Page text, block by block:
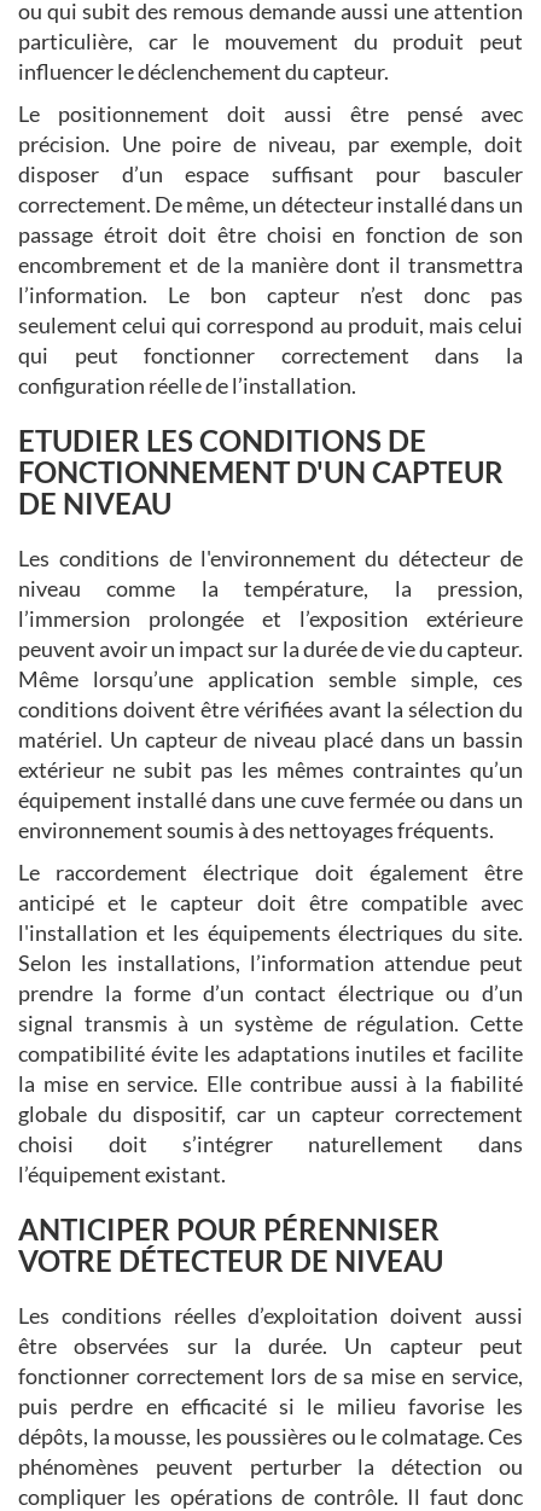
ou qui subit des remous demande aussi une attention
particulière, car le mouvement du produit peut
influencer le déclenchement du capteur.
Le positionnement doit aussi être pensé avec
précision. Une poire de niveau, par exemple, doit
disposer d’un espace suffisant pour basculer
correctement. De même, un détecteur installé dans un
passage étroit doit être choisi en fonction de son
encombrement et de la manière dont il transmettra
l’information. Le bon capteur n’est donc pas
seulement celui qui correspond au produit, mais celui
qui peut fonctionner correctement dans la
configuration réelle de l’installation.
ETUDIER LES CONDITIONS DE
FONCTIONNEMENT D'UN CAPTEUR
DE NIVEAU
Les conditions de l'environnement du détecteur de
niveau comme la température, la pression,
l’immersion prolongée et l’exposition extérieure
peuvent avoir un impact sur la durée de vie du capteur.
Même lorsqu’une application semble simple, ces
conditions doivent être vérifiées avant la sélection du
matériel. Un capteur de niveau placé dans un bassin
extérieur ne subit pas les mêmes contraintes qu’un
équipement installé dans une cuve fermée ou dans un
environnement soumis à des nettoyages fréquents.
Le raccordement électrique doit également être
anticipé et le capteur doit être compatible avec
l'installation et les équipements électriques du site.
Selon les installations, l’information attendue peut
prendre la forme d’un contact électrique ou d’un
signal transmis à un système de régulation. Cette
compatibilité évite les adaptations inutiles et facilite
la mise en service. Elle contribue aussi à la fiabilité
globale du dispositif, car un capteur correctement
choisi doit s’intégrer naturellement dans
l’équipement existant.
ANTICIPER POUR PÉRENNISER
VOTRE DÉTECTEUR DE NIVEAU
Les conditions réelles d’exploitation doivent aussi
être observées sur la durée. Un capteur peut
fonctionner correctement lors de sa mise en service,
puis perdre en efficacité si le milieu favorise les
dépôts, la mousse, les poussières ou le colmatage. Ces
phénomènes peuvent perturber la détection ou
compliquer les opérations de contrôle. Il faut donc